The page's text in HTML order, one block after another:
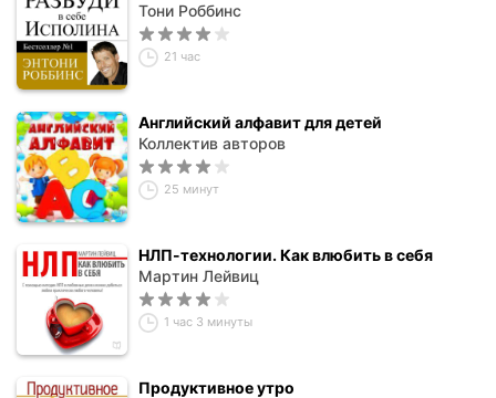
Тони Роббинс
21 час
Английский алфавит для детей
Коллектив авторов
25 минут
НЛП-технологии. Как влюбить в себя
Мартин Лейвиц
1 час 3 минуты
Продуктивное утро